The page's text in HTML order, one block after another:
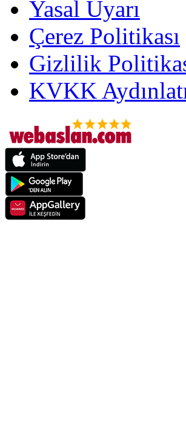
Yasal Uyarı
Çerez Politikası
Gizlilik
KVKK